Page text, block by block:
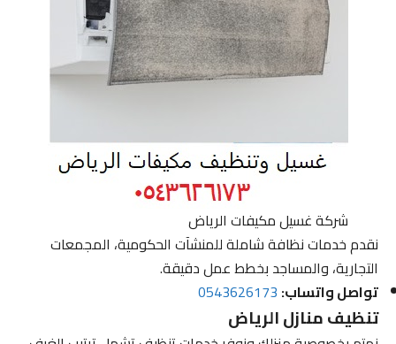
شركة غسيل مكيفات الرياض
نقدم خدمات نظافة شاملة للمنشآت الحكومية، المجمعات
التجارية، والمساجد بخطط عمل دقيقة.
تواصل واتساب:0543626173
تنظيف منازل الرياض